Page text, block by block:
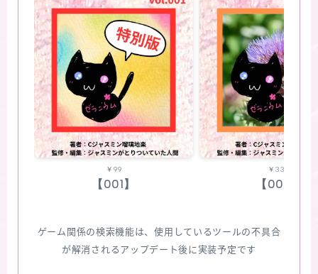
￥99
【001】
￥330
【002】
ゲーム関係の検索機能は、使用しているツールの不具合
が解消されるアップデート後に実装予定です